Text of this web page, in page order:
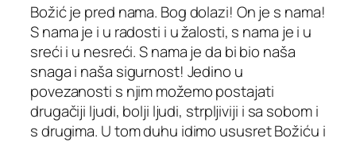
Božić je pred nama. Bog dolazi! On je s nama!
S nama je i u radosti i u žalosti, s nama je i u
sreći i u nesreći. S nama je da bi bio naša
snaga i naša sigurnost! Jedino u
povezanosti s njim možemo postajati
drugačiji ljudi, bolji ljudi, strpljiviji i sa sobom i
s drugima. U tom duhu idimo ususret Božiću i